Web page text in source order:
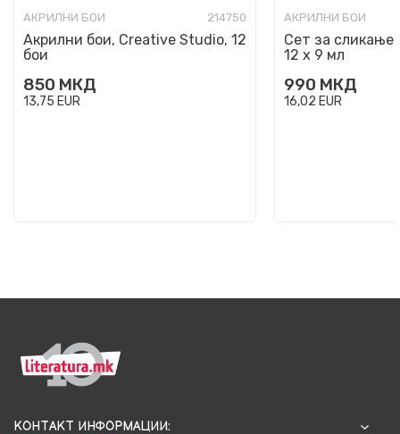
АКРИЛНИ БОИ 214750
Акрилни бои, Creative Studio, 12
бои
850 МКД
13,75 EUR
АКРИЛНИ БОИ
Сет за сликање
12 х 9 мл
990 МКД
16,02 EUR
КОНТАКТ ИНФОРМАЦИИ: